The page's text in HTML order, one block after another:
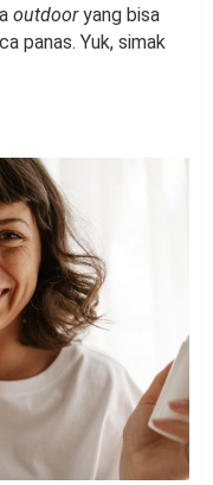
outdooryang bisa
panas. Yuk, simak